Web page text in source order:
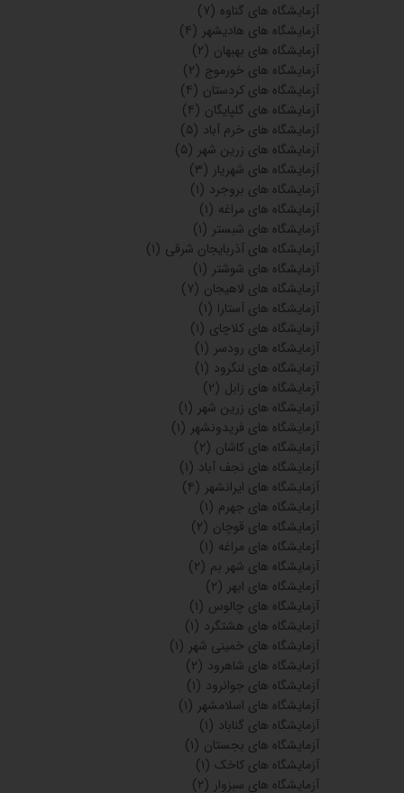
آزمایشگاه های گناوه (۷)
آزمایشگاه های هادیشهر (۴)
آزمایشگاه های بهبهان (۲)
آزمایشگاه های خورموج (۲)
آزمایشگاه های کردستان (۴)
آزمایشگاه های گلپایگان (۴)
آزمایشگاه های خرم آباد (۵)
آزمایشگاه های زرین شهر (۵)
آزمایشگاه های شهریار (۳)
آزمایشگاه های بروجرد (۱)
آزمایشگاه های مراغه (۱)
آزمایشگاه های شبستر (۱)
آزمایشگاه های آذربایجان شرقی (۱)
آزمایشگاه های شوشتر (۱)
آزمایشگاه های لاهیجان (۷)
آزمایشگاه های آستارا (۱)
آزمایشگاه های کلاچای (۱)
آزمایشگاه های رودسر (۱)
آزمایشگاه های لنگرود (۱)
آزمایشگاه های زابل (۲)
آزمایشگاه های زرین شهر (۱)
آزمایشگاه های فریدونشهر (۱)
آزمایشگاه های کاشان (۲)
آزمایشگاه های نجف آباد (۱)
آزمایشگاه های ایرانشهر (۴)
آزمایشگاه های جهرم (۱)
آزمایشگاه های قوچان (۲)
آزمایشگاه های مراغه (۱)
آزمایشگاه های شهر بم (۲)
آزمایشگاه های ابهر (۲)
آزمایشگاه های چالوس (۱)
آزمایشگاه های هشتگرد (۱)
آزمایشگاه های خمینی شهر (۱)
آزمایشگاه های شاهرود (۲)
آزمایشگاه های جوانرود (۱)
آزمایشگاه های اسلامشهر (۱)
آزمایشگاه های گناباد (۱)
آزمایشگاه های بجستان (۱)
آزمایشگاه های کاخک (۱)
آزمایشگاه های سبزوار (۲)